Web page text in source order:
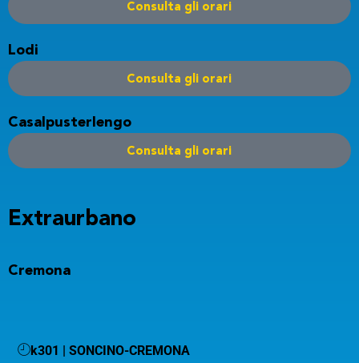
Consulta gli orari
Lodi
Consulta gli orari
Casalpusterlengo
Consulta gli orari
Extraurbano
Cremona
k301 | SONCINO-CREMONA